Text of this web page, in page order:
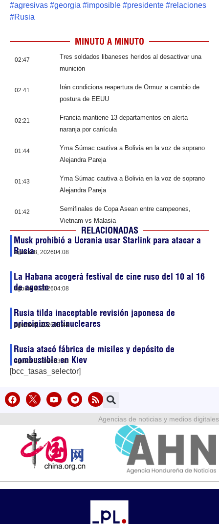
#agresivas #georgia #imposible #presidente #relaciones
#Rusia
MINUTO A MINUTO
02:47
Tres soldados libaneses heridos al desactivar una
munición
02:41
Irán condiciona reapertura de Ormuz a cambio de
postura de EEUU
02:21
Francia mantiene 13 departamentos en alerta
naranja por canícula
01:44
Yma Súmac cautiva a Bolivia en la voz de soprano
Alejandra Pareja
01:43
Yma Súmac cautiva a Bolivia en la voz de soprano
Alejandra Pareja
01:42
Semifinales de Copa Asean entre campeones,
Vietnam vs Malasia
RELACIONADAS
Musk prohibió a Ucrania usar Starlink para atacar a
Rusia
agosto 8, 202604:08
La Habana acogerá festival de cine ruso del 10 al 16
de agosto
agosto 8, 202604:08
Rusia tilda inaceptable revisión japonesa de
principios antinucleares
agosto 8, 202603:44
Rusia atacó fábrica de misiles y depósito de
combustible en Kiev
agosto 8, 202603:43
[bcc_tasas_selector]
Agencias de noticias y medios digitales